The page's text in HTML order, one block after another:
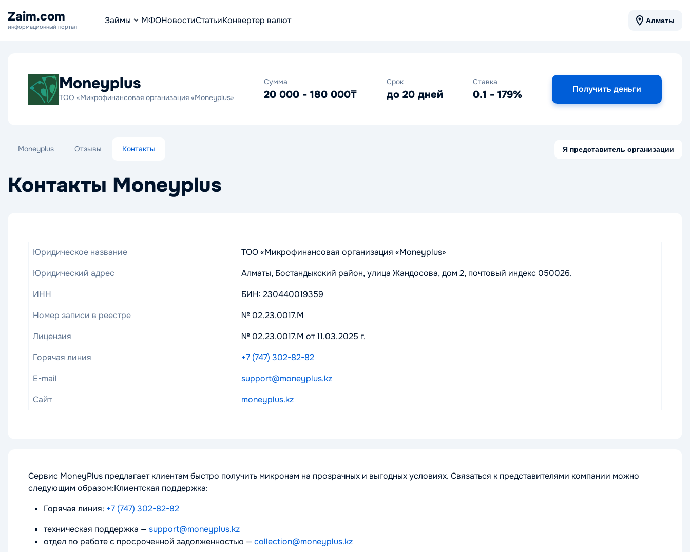
Zaim.com
информационный портал
Займы МФОНовостиСтатьиКонвертер валют Алматы
Moneyplus
ТОО «Микрофинансовая организация «Moneyplus»
Сумма
20 000 - 180 000₸
Срок
до 20 дней
Ставка
0.1 - 179% Получить деньги
Moneyplus Отзывы Контакты Я представитель организации
Контакты Moneyplus
Юридическое название
ТОО «Микрофинансовая организация «Moneyplus»
Юридический адрес
Алматы, Бостандыкский район, улица Жандосова, дом 2, почтовый индекс 050026.
ИНН
БИН: 230440019359
Номер записи в реестре
№ 02.23.0017.M
Лицензия
№ 02.23.0017.M от 11.03.2025 г.
Горячая линия
+7 (747) 302-82-82
E-mail
support@moneyplus.kz
Сайт
moneyplus.kz
Сервис MoneyPlus предлагает клиентам быстро получить микронам на прозрачных и выгодных условиях. Связаться к представителями компании можно
следующим образом:Клиентская поддержка:
Горячая линия: +7 (747) 302-82-82
техническая поддержка — support@moneyplus.kz
отдел по работе с просроченной задолженностью — collection@moneyplus.kz